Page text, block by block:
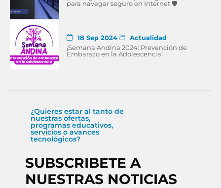
para navegar seguro en Internet 🛡
18 Sep 2024
Actualidad
¡Semana Andina 2024: Prevención de
Embarazo en la Adolescencia!
¿Quieres estar al tanto de
nuestras ofertas,
programas educativos,
servicios o avances
tecnológicos?
SUBSCRIBETE A
NUESTRAS NOTICIAS